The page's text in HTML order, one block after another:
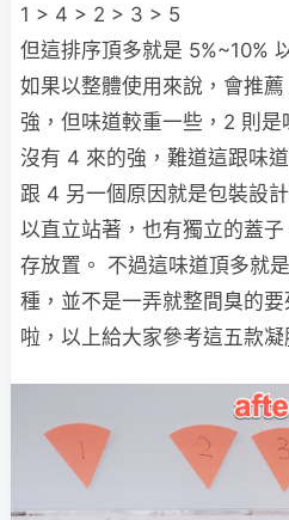
1 > 4 > 2 > 3 > 5
但這排序頂多就是 5%~10%
如果以整體使用來說，會推
強，但味道較重一些，2 則
沒有 4 來的強，難道這跟味
跟 4 另一個原因就是包裝設
以直立站著，也有獨立的蓋
存放置。 不過這味道頂多就
種，並不是一弄就整間臭的
啦，以上給大家參考這五款凝